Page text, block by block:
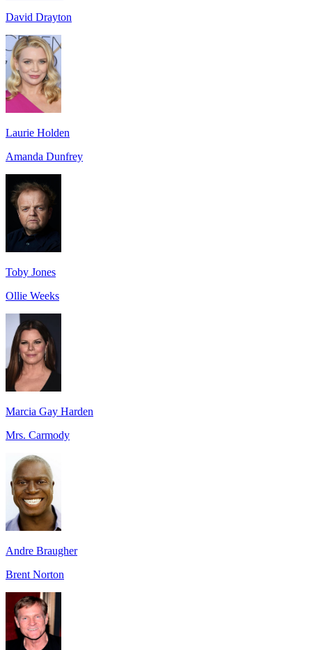
David Drayton
Laurie Holden
Amanda Dunfrey
Toby Jones
Ollie Weeks
Marcia Gay Harden
Mrs. Carmody
Andre Braugher
Brent Norton